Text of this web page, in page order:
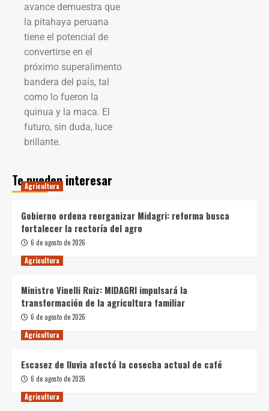
avance demuestra que
la pitahaya peruana
tiene el potencial de
convertirse en el
próximo superalimento
bandera del país, tal
como lo fueron la
quinua y la maca. El
futuro, sin duda, luce
brillante.
Te pueden interesar
Agricultura
Gobierno ordena reorganizar Midagri: reforma busca
fortalecer la rectoría del agro
6 de agosto de 2026
Agricultura
Ministro Vinelli Ruiz: MIDAGRI impulsará la
transformación de la agricultura familiar
6 de agosto de 2026
Agricultura
Escasez de lluvia afectó la cosecha actual de café
6 de agosto de 2026
Agricultura